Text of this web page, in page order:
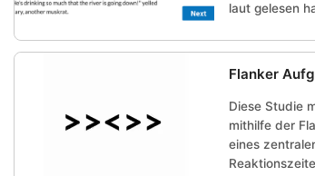
laut gelesen
Flanker
Diese Studie
mithilfe der
eines